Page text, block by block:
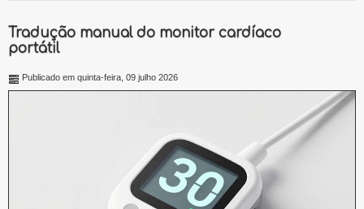
Tradução manual do monitor cardíaco
portátil
Publicado em quinta-feira, 09 julho 2026